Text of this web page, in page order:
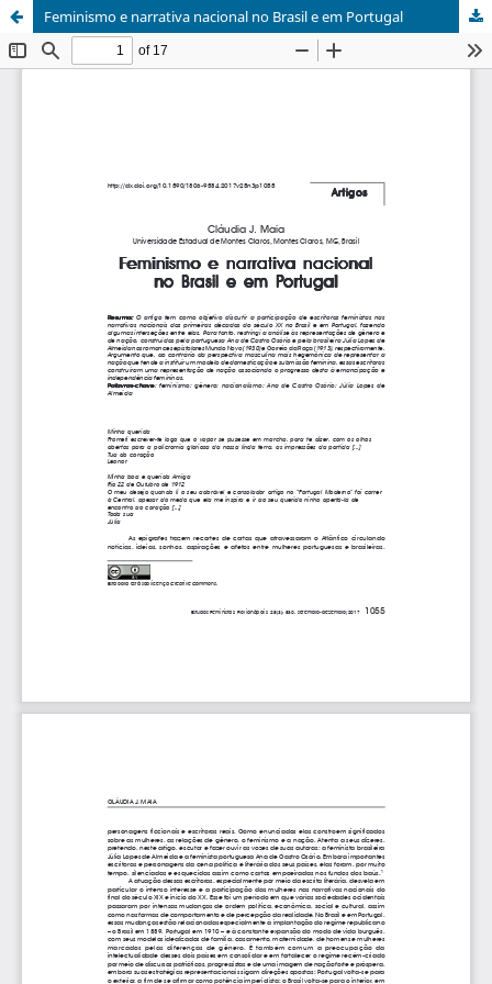
Feminismo e narrativa nacional no Brasil e em Portugal